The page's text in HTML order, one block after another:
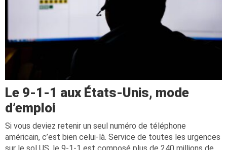
Le 9-1-1 aux États-Unis, mode
d’emploi
Si vous deviez retenir un seul numéro de téléphone
américain, c’est bien celui-là. Service de toutes les urgences